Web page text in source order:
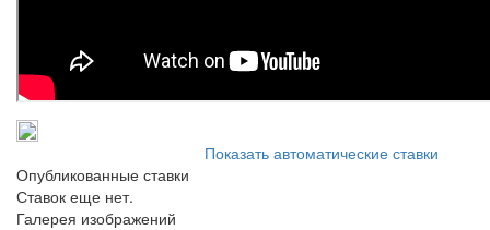
Показать автоматические ставки
Опубликованные ставки
Ставок еще нет.
Галерея изображений